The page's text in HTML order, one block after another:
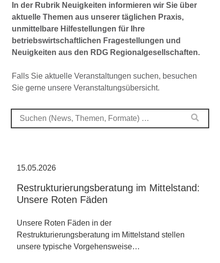
In der Rubrik Neuigkeiten informieren wir Sie über
aktuelle Themen aus unserer täglichen Praxis,
unmittelbare Hilfestellungen für Ihre
betriebswirtschaftlichen Fragestellungen und
Neuigkeiten aus den RDG Regionalgesellschaften.
Falls Sie aktuelle Veranstaltungen suchen, besuchen
Sie gerne unsere Veranstaltungsübersicht.
15.05.2026
Restrukturierungsberatung im Mittelstand:
Unsere Roten Fäden
Unsere Roten Fäden in der
Restrukturierungsberatung im Mittelstand stellen
unsere typische Vorgehensweise…